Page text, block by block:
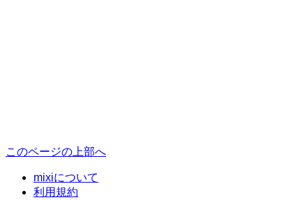
このページの上部へ
mixiについて
利用規約